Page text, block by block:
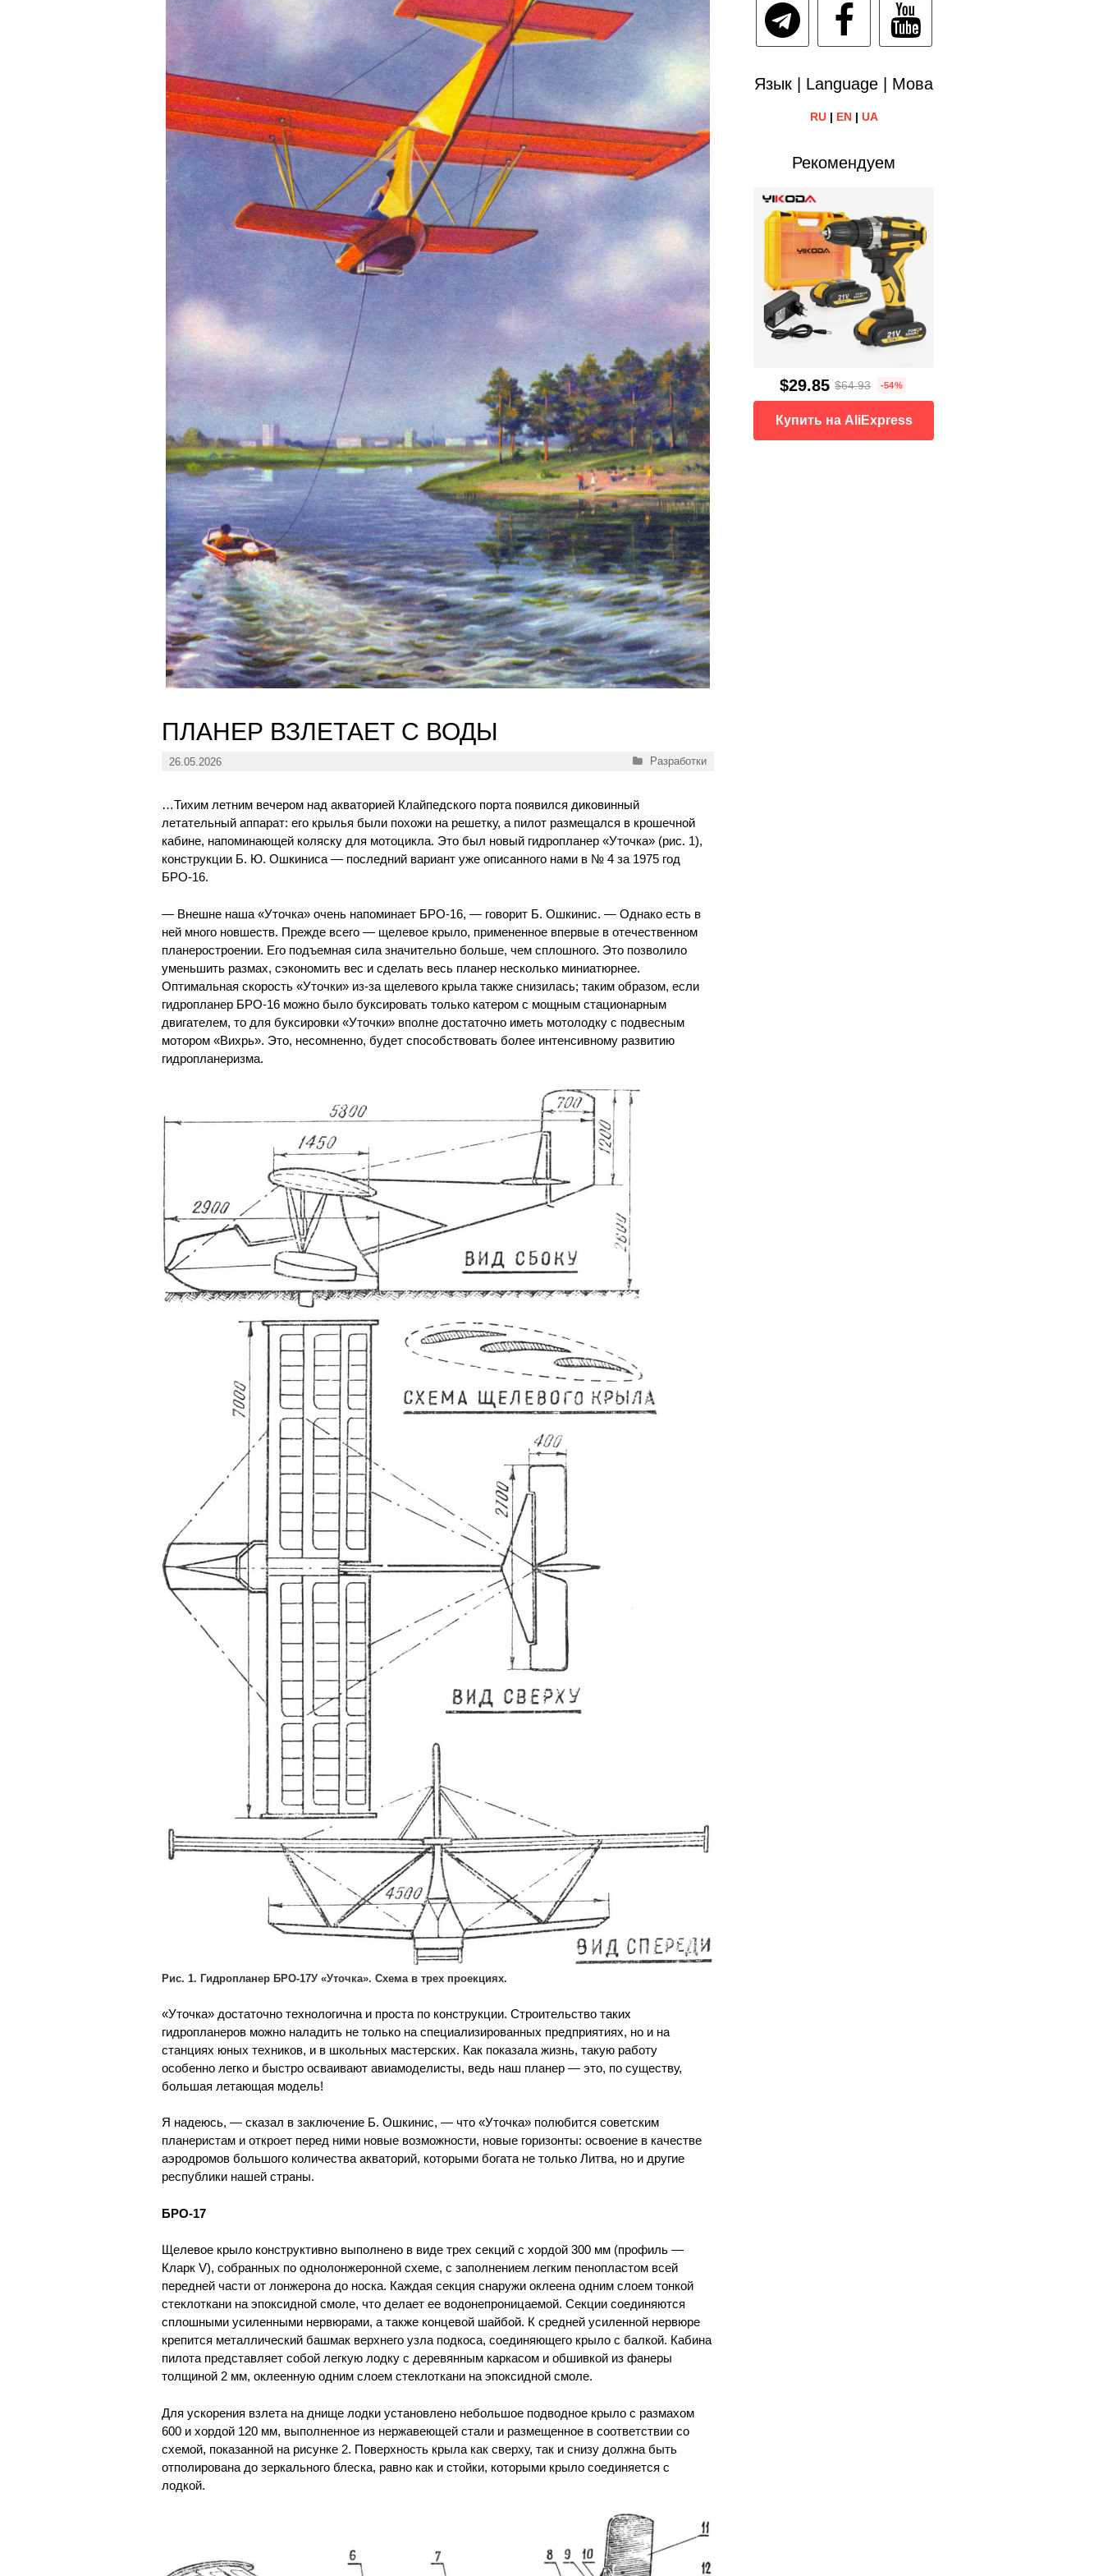
ПЛАНЕР ВЗЛЕТАЕТ С ВОДЫ
26.05.2026 Рубрики
Разработки
…Тихим летним вечером над акваторией Клайпедского порта появился диковинный
летательный аппарат: его крылья были похожи на решетку, а пилот размещался в крошечной
кабине, напоминающей коляску для мотоцикла. Это был новый гидропланер «Уточка» (рис. 1),
конструкции Б. Ю. Ошкиниса — последний вариант уже описанного нами в № 4 за 1975 год
БРО-16.
— Внешне наша «Уточка» очень напоминает БРО-16, — говорит Б. Ошкинис. — Однако есть в
ней много новшеств. Прежде всего — щелевое крыло, примененное впервые в отечественном
планеростроении. Его подъемная сила значительно больше, чем сплошного. Это позволило
уменьшить размах, сэкономить вес и сделать весь планер несколько миниатюрнее.
Оптимальная скорость «Уточки» из-за щелевого крыла также снизилась; таким образом, если
гидропланер БРО-16 можно было буксировать только катером с мощным стационарным
двигателем, то для буксировки «Уточки» вполне достаточно иметь мотолодку с подвесным
мотором «Вихрь». Это, несомненно, будет способствовать более интенсивному развитию
гидропланеризма.
Рис. 1. Гидропланер БРО-17У «Уточка». Схема в трех проекциях.
«Уточка» достаточно технологична и проста по конструкции. Строительство таких
гидропланеров можно наладить не только на специализированных предприятиях, но и на
станциях юных техников, и в школьных мастерских. Как показала жизнь, такую работу
особенно легко и быстро осваивают авиамоделисты, ведь наш планер — это, по существу,
большая летающая модель!
Я надеюсь, — сказал в заключение Б. Ошкинис, — что «Уточка» полюбится советским
планеристам и откроет перед ними новые возможности, новые горизонты: освоение в качестве
аэродромов большого количества акваторий, которыми богата не только Литва, но и другие
республики нашей страны.
БРО-17
Щелевое крыло конструктивно выполнено в виде трех секций с хордой 300 мм (профиль —
Кларк V), собранных по однолонжеронной схеме, с заполнением легким пенопластом всей
передней части от лонжерона до носка. Каждая секция снаружи оклеена одним слоем тонкой
стеклоткани на эпоксидной смоле, что делает ее водонепроницаемой. Секции соединяются
сплошными усиленными нервюрами, а также концевой шайбой. К средней усиленной нервюре
крепится металлический башмак верхнего узла подкоса, соединяющего крыло с балкой. Кабина
пилота представляет собой легкую лодку с деревянным каркасом и обшивкой из фанеры
толщиной 2 мм, оклеенную одним слоем стеклоткани на эпоксидной смоле.
Для ускорения взлета на днище лодки установлено небольшое подводное крыло с размахом
600 и хордой 120 мм, выполненное из нержавеющей стали и размещенное в соответствии со
схемой, показанной на рисунке 2. Поверхность крыла как сверху, так и снизу должна быть
отполирована до зеркального блеска, равно как и стойки, которыми крыло соединяется с
лодкой.
Язык | Language | Мова
RU| EN| UA
Рекомендуем
$29.85 $64.93 -54%
Купить на AliExpress